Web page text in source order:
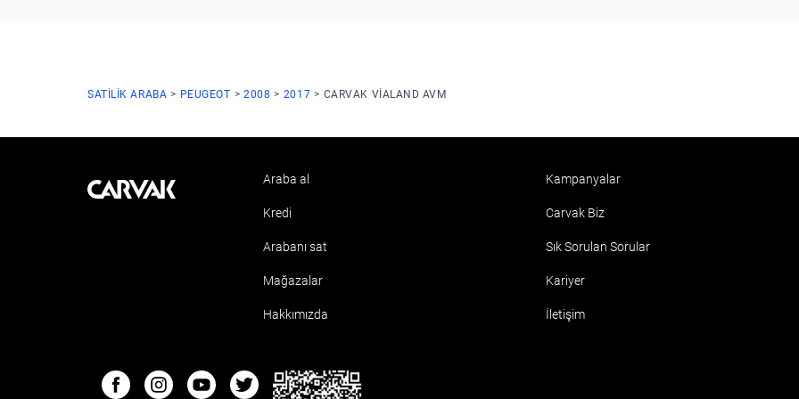
SATILIK ARABA PEUGEOT 2008 2017 CARVAK VIALAND AVM
Kavak Araba al
Kredi
Arabanı sat
Mağazalar
Hakkımızda
Kampanyalar
Carvak Biz
Sık Sorulan Sorular
Kariyer
İletişim
FacebookInstagramYoutubeTwitter
ETBIS